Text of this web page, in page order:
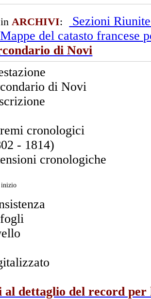
inARCHIVI:
Sezioni
del catasto francese
di Novi
di Novi
cronologici
- 1814)
cronologiche
inizio
al dettaglio del record per